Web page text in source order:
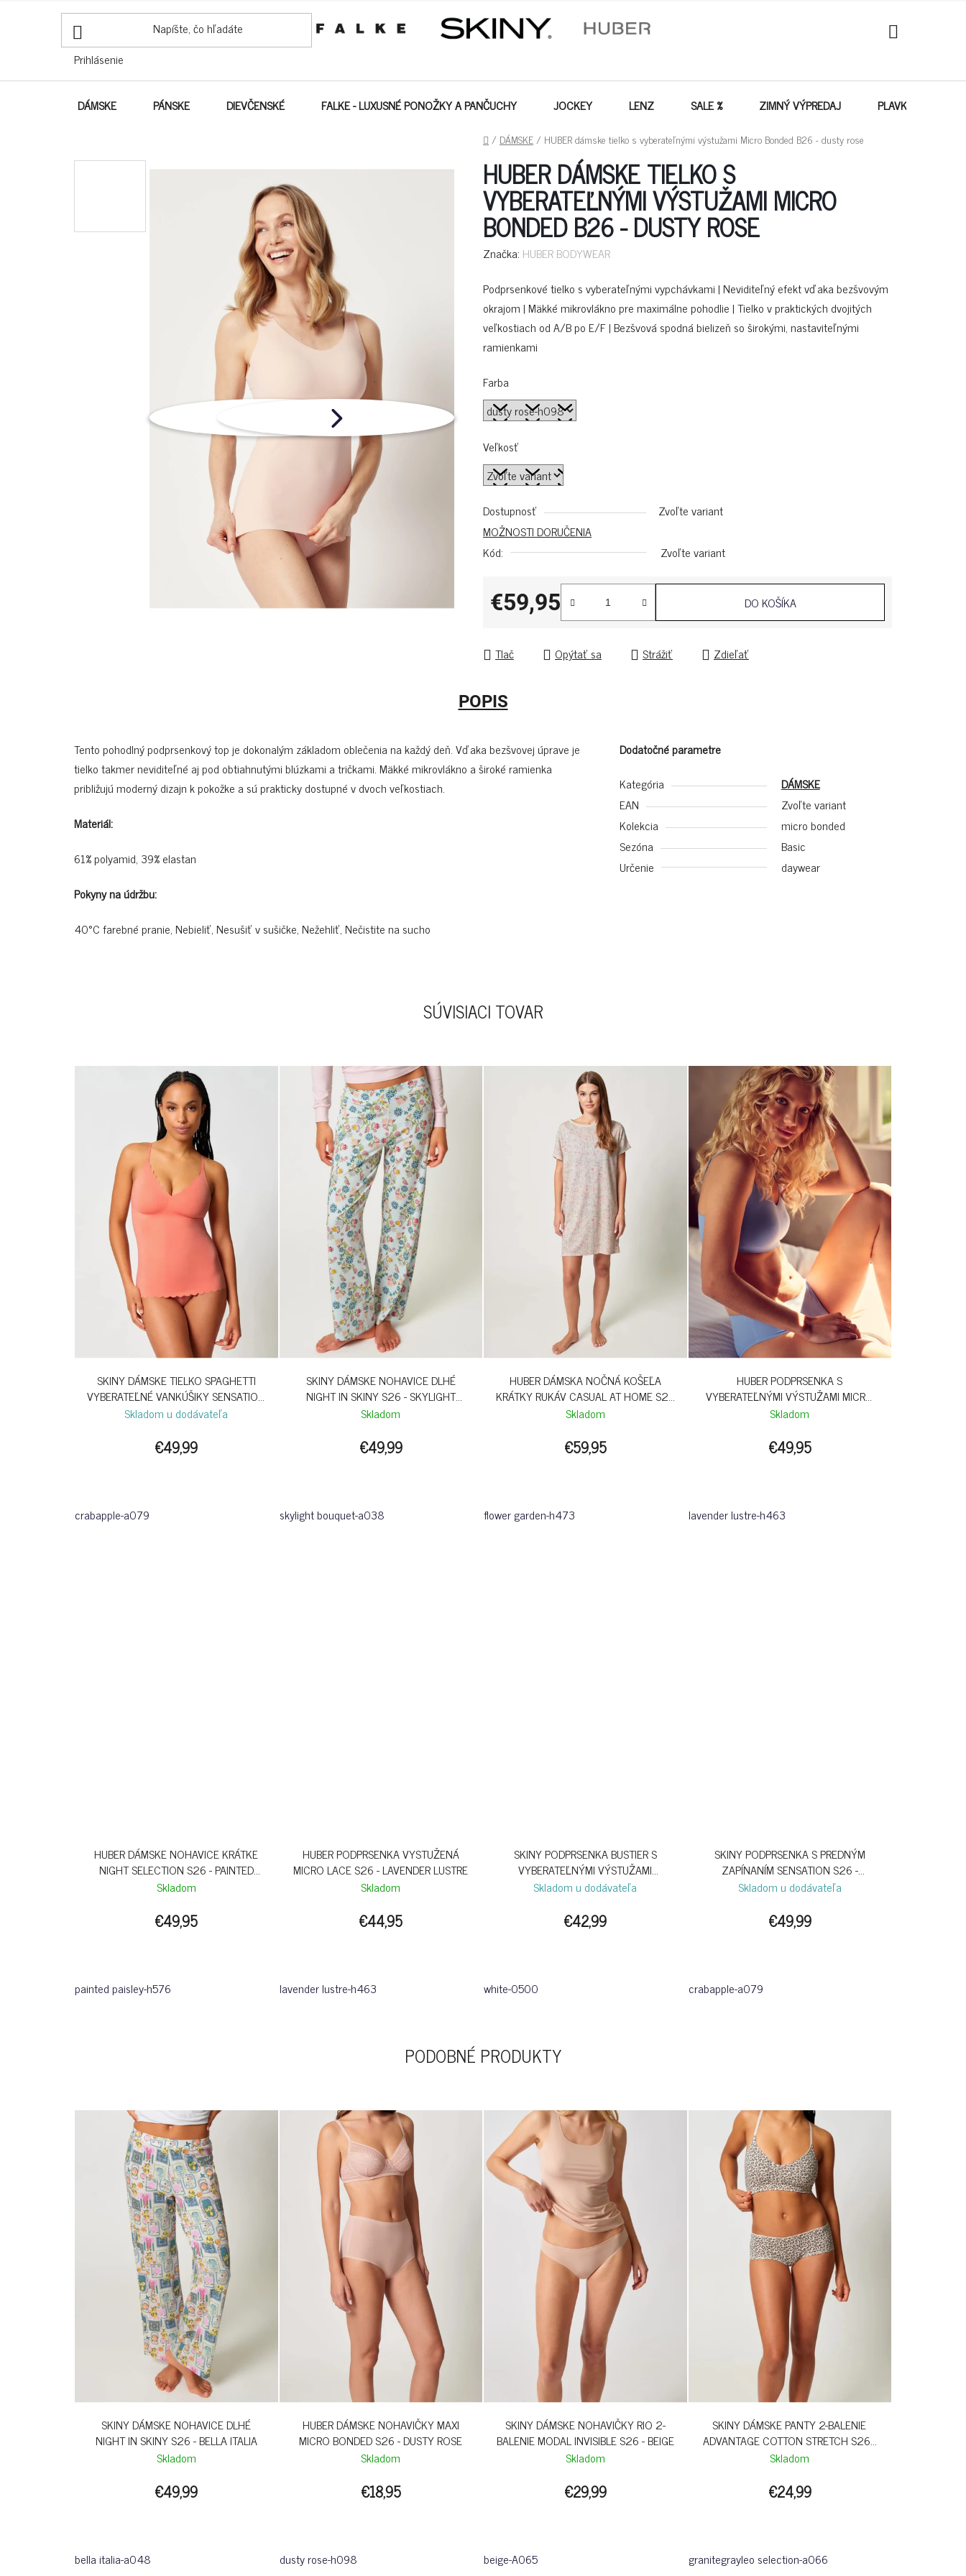
NÁKUPNÝ
KOŠÍK
Prihlásenie
DÁMSKE PÁNSKE DIEVČENSKÉ FALKE - LUXUSNÉ PONOŽKY A PANČUCHY JOCKEY LENZ SALE % ZIMNÝ VÝPREDAJ PLAVKY -
DOMOV
/ DÁMSKE/ HUBER dámske tielko s vyberateľnými výstužami Micro Bonded B26 - dusty rose
HUBER DÁMSKE TIELKO S
VYBERATEĽNÝMI VÝSTUŽAMI MICRO
BONDED B26 - DUSTY ROSE
Značka: HUBER BODYWEAR
Podprsenkové tielko s vyberateľnými vypchávkami | Neviditeľný efekt vďaka bezšvovým
okrajom | Mäkké mikrovlákno pre maximálne pohodlie | Tielko v praktických dvojitých
veľkostiach od A/B po E/F | Bezšvová spodná bielizeň so širokými, nastaviteľnými
ramienkami
Farba
Veľkosť
Dostupnosť
Zvoľte variant
MOŽNOSTI DORUČENIA
Kód:
Zvoľte variant
€59,95
Jednotková cena:
DO KOŠÍKA
Tlač Opýtať sa Strážiť Zdieľať
POPIS
Tento pohodlný podprsenkový top je dokonalým základom oblečenia na každý deň. Vďaka bezšvovej úprave je
tielko takmer neviditeľné aj pod obtiahnutými blúzkami a tričkami. Mäkké mikrovlákno a široké ramienka
približujú moderný dizajn k pokožke a sú prakticky dostupné v dvoch veľkostiach.
Materiál:
61% polyamid, 39% elastan
Pokyny na údržbu:
40°C farebné pranie, Nebieliť, Nesušiť v sušičke, Nežehliť, Nečistite na sucho
Dodatočné parametre
Kategória
DÁMSKE
EAN
Zvoľte variant
Kolekcia
micro bonded
Sezóna
Basic
Určenie
daywear
SÚVISIACI TOVAR
SKINY DÁMSKE TIELKO SPAGHETTI
VYBERATEĽNÉ VANKÚŠIKY SENSATION
S26 - CRABAPPLE
Skladom u dodávateľa
€49,99
crabapple-a079
SKINY DÁMSKE NOHAVICE DLHÉ
NIGHT IN SKINY S26 - SKYLIGHT
BOUQUET
Skladom
€49,99
skylight bouquet-a038
HUBER DÁMSKA NOČNÁ KOŠEĽA
KRÁTKY RUKÁV CASUAL AT HOME S26
- FLOWER GARDEN
Skladom
€59,95
flower garden-h473
HUBER PODPRSENKA S
VYBERATEĽNÝMI VÝSTUŽAMI MICRO
BONDED S26 - LAVENDER LUSTRE
Skladom
€49,95
lavender lustre-h463
HUBER DÁMSKE NOHAVICE KRÁTKE
NIGHT SELECTION S26 - PAINTED
PAISLEY
Skladom
€49,95
painted paisley-h576
HUBER PODPRSENKA VYSTUŽENÁ
MICRO LACE S26 - LAVENDER LUSTRE
Skladom
€44,95
lavender lustre-h463
SKINY PODPRSENKA BUSTIER S
VYBERATEĽNÝMI VÝSTUŽAMI
SENSATION B26 - WHITE
Skladom u dodávateľa
€42,99
white-0500
SKINY PODPRSENKA S PREDNÝM
ZAPÍNANÍM SENSATION S26 -
CRABAPPLE
Skladom u dodávateľa
€49,99
crabapple-a079
PODOBNÉ PRODUKTY
SKINY DÁMSKE NOHAVICE DLHÉ
NIGHT IN SKINY S26 - BELLA ITALIA
Skladom
€49,99
bella italia-a048
HUBER DÁMSKE NOHAVIČKY MAXI
MICRO BONDED S26 - DUSTY ROSE
Skladom
€18,95
dusty rose-h098
SKINY DÁMSKE NOHAVIČKY RIO 2-
BALENIE MODAL INVISIBLE S26 - BEIGE
Skladom
€29,99
beige-A065
SKINY DÁMSKE PANTY 2-BALENIE
ADVANTAGE COTTON STRETCH S26 -
GRANITLEO
Skladom
€24,99
granitegrayleo selection-a066